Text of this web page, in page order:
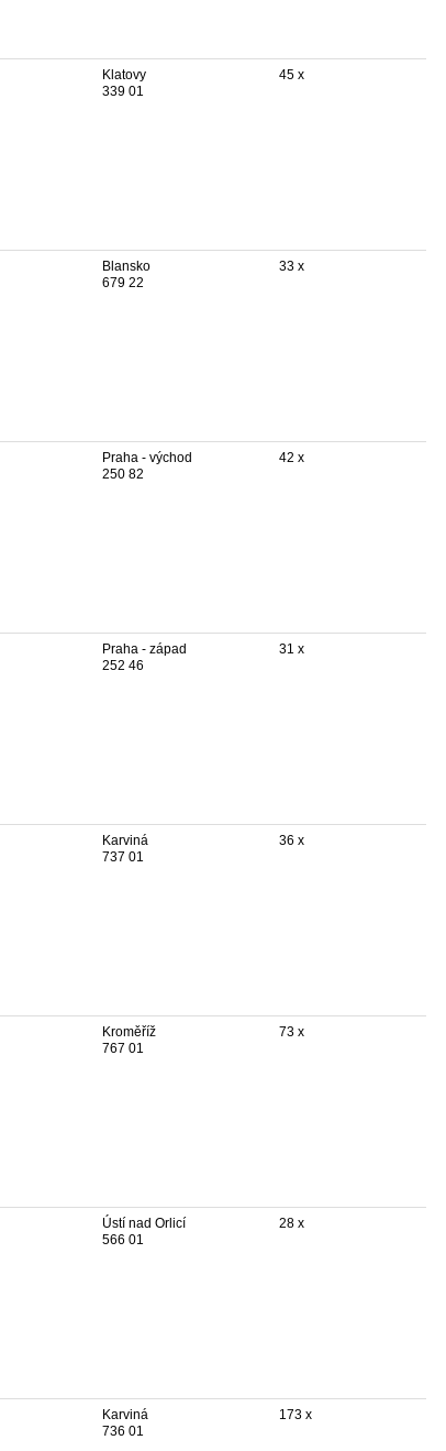
Klatovy
339 01
45 x
Blansko
679 22
33 x
Praha - východ
250 82
42 x
Praha - západ
252 46
31 x
Karviná
737 01
36 x
Kroměříž
767 01
73 x
Ústí nad Orlicí
566 01
28 x
Karviná
736 01
173 x